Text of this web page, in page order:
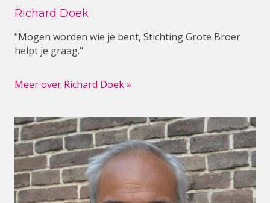
Richard Doek
"Mogen worden wie je bent, Stichting Grote Broer
helpt je graag."
Meer over Richard Doek »